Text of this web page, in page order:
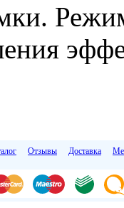
Отзывы Доставка